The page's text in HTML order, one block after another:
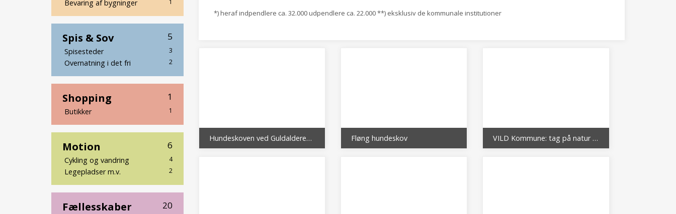
1
Bevaring af bygninger
5
Spis & Sov
3
Spisesteder
2
Overnatning i det fri
1
Shopping
1
Butikker
6
Motion
4
Cykling og vandring
2
Legepladser m.v.
20
Fællesskaber
*) heraf indpendlere ca. 32.000 udpendlere ca. 22.000 **) eksklusiv de kommunale institutioner
Hundeskoven ved Guldalderen og Stenalderen Fløng hundeskov VILD Kommune: tag på natur i Høje-Taastrup